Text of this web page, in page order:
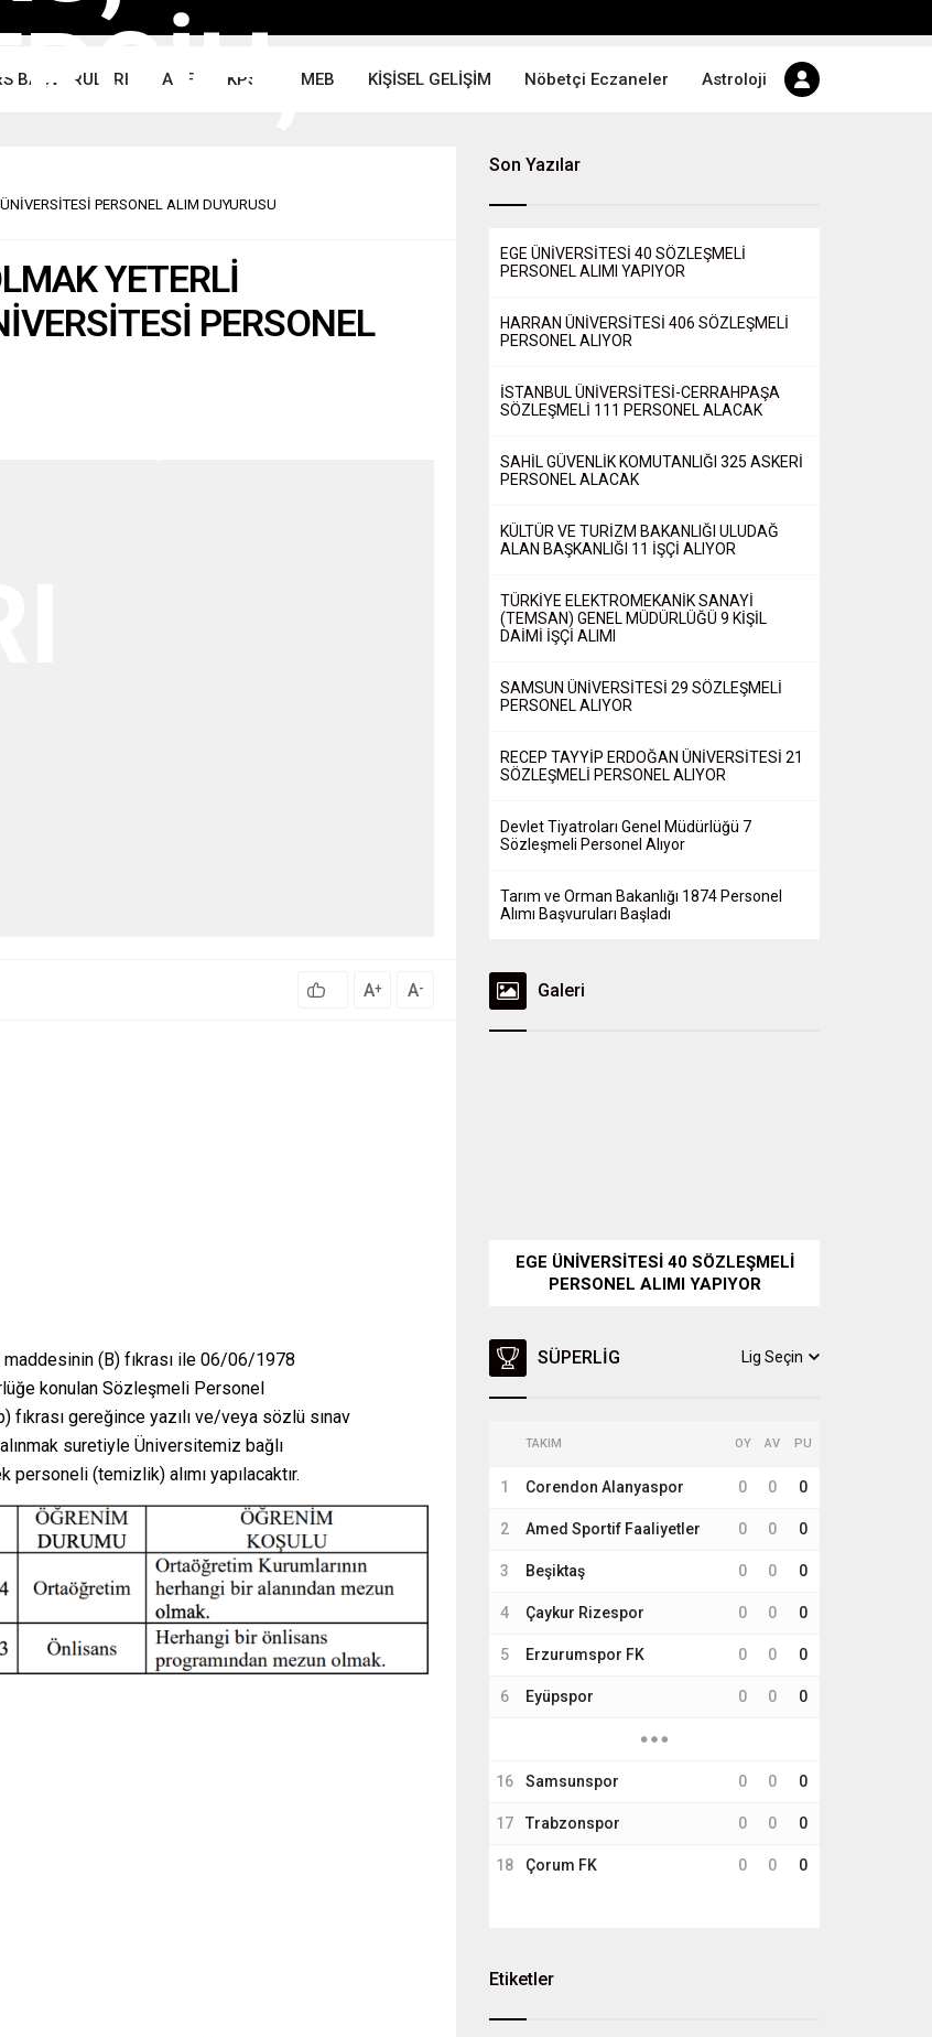
BAŞVURULARI AÖF KPSS MEB KİŞİSEL GELİŞİM Nöbetçi Eczaneler Astroloji
PERSONEL ALIM DUYURUSU
YETERLİ
PERSONEL
A+ A-
maddesinin (B) fıkrası ile 06/06/1978
konulan Sözleşmeli Personel
fıkrası gereğince yazılı ve/veya sözlü sınav
suretiyle Üniversitemiz bağlı
(temizlik) alımı yapılacaktır.
Son Yazılar
EGE ÜNİVERSİTESİ 40 SÖZLEŞMELİ
PERSONEL ALIMI YAPIYOR
HARRAN ÜNİVERSİTESİ 406 SÖZLEŞMELİ
PERSONEL ALIYOR
İSTANBUL ÜNİVERSİTESİ-CERRAHPAŞA
SÖZLEŞMELİ 111 PERSONEL ALACAK
SAHİL GÜVENLİK KOMUTANLIĞI 325 ASKERİ
PERSONEL ALACAK
KÜLTÜR VE TURİZM BAKANLIĞI ULUDAĞ
ALAN BAŞKANLIĞI 11 İŞÇİ ALIYOR
TÜRKİYE ELEKTROMEKANİK SANAYİ
(TEMSAN) GENEL MÜDÜRLÜĞÜ 9 KİŞİL
DAİMİ İŞÇİ ALIMI
SAMSUN ÜNİVERSİTESİ 29 SÖZLEŞMELİ
PERSONEL ALIYOR
RECEP TAYYİP ERDOĞAN ÜNİVERSİTESİ 21
SÖZLEŞMELİ PERSONEL ALIYOR
Devlet Tiyatroları Genel Müdürlüğü 7
Sözleşmeli Personel Alıyor
Tarım ve Orman Bakanlığı 1874 Personel
Alımı Başvuruları Başladı
Galeri
EGE ÜNİVERSİTESİ 40 SÖZLEŞMELİ
PERSONEL ALIMI YAPIYOR
SÜPERLIG Lig Seçin
TAKIM OY AV PU
1 Corendon Alanyaspor 0 0 0
2 Amed Sportif Faaliyetler 0 0 0
3 Beşiktaş 0 0 0
4 Çaykur Rizespor 0 0 0
5 Erzurumspor FK 0 0 0
6 Eyüpspor 0 0 0
16 Samsunspor 0 0 0
17 Trabzonspor 0 0 0
18 Çorum FK 0 0 0
Etiketler